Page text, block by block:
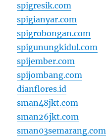
spigresik.com
spigianyar.com
spigrobongan.com
spigunungkidul.com
spijember.com
spijombang.com
dianflores.id
sman48jkt.com
sman26jkt.com
sman03semarang.com